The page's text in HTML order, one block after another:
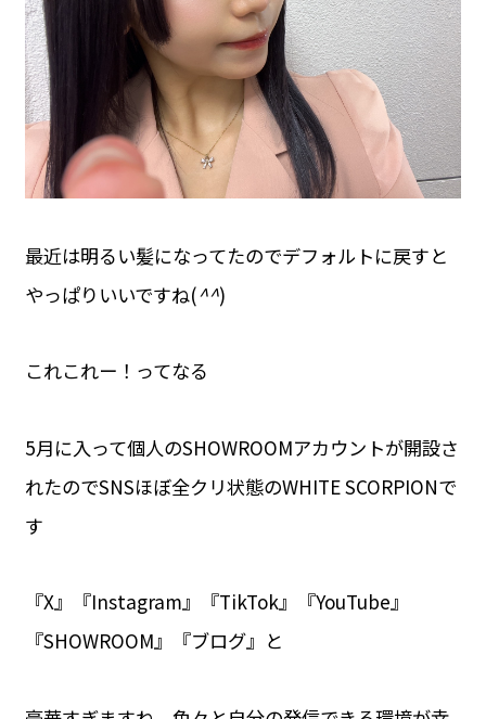
最近は明るい髪になってたのでデフォルトに戻すと
やっぱりいいですね(^^)
これこれー！ってなる
5月に入って個人のSHOWROOMアカウントが開設さ
れたのでSNSほぼ全クリ状態のWHITE SCORPIONで
す
『X』『Instagram』『TikTok』『YouTube』
『SHOWROOM』『ブログ』と